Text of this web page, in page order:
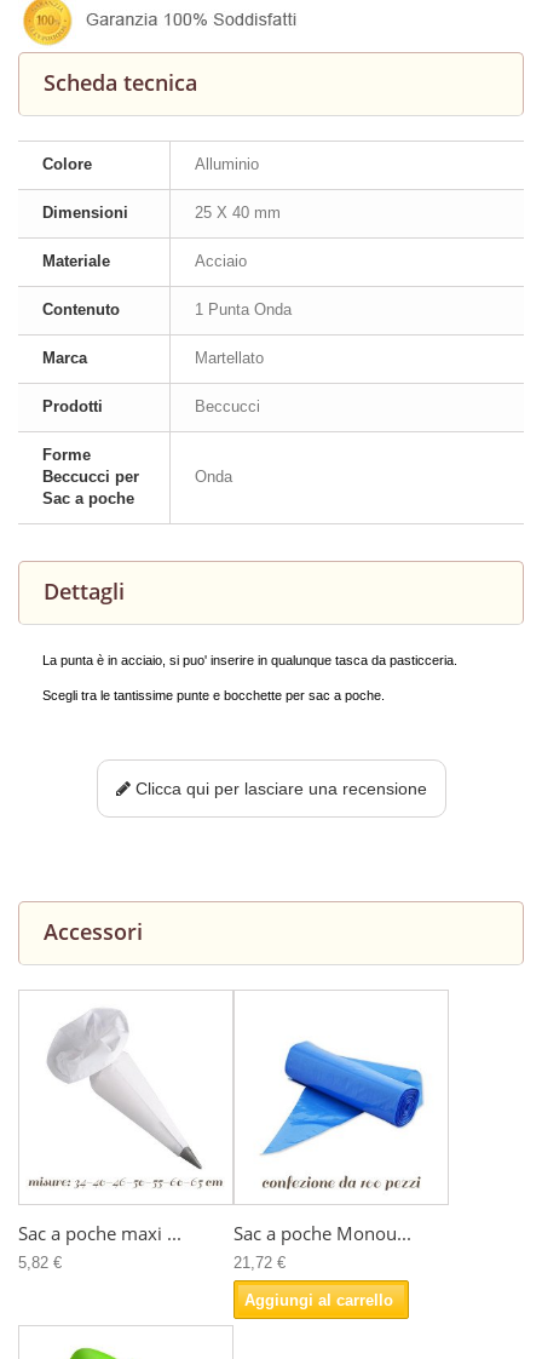
Scheda tecnica
Colore Alluminio
Dimensioni 25 X 40 mm
Materiale Acciaio
Contenuto 1 Punta Onda
Marca Martellato
Prodotti Beccucci
Forme
Beccucci per
Sac a poche
Onda
Dettagli
La punta è in acciaio, si puo' inserire in qualunque tasca da pasticceria.
Scegli tra le tantissime punte e bocchette per sac a poche.
Clicca qui per lasciare una recensione
Accessori
Sac a poche maxi ...
5,82 €
Sac a poche Monou...
21,72 €
Aggiungi al carrello